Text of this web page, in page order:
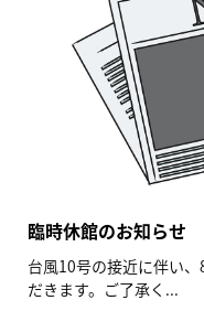
臨時休館のお知らせ
台風10号の接近に伴い
だきます。ご了承く...